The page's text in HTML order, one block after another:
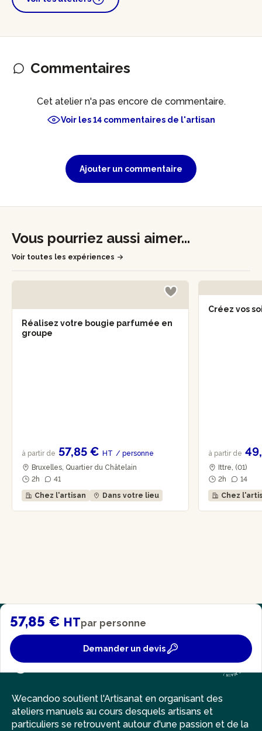
Commentaires
Cet atelier n'a pas encore de commentaire.
Voir les 14 commentaires de l'artisan
Ajouter un commentaire
Vous pourriez aussi aimer...
Voir toutes les expériences
Réalisez votre bougie parfumée en
groupe
à partir de 57,85 € HT / personne
Bruxelles, Quartier du Châtelain
2h
41
Chez l'artisan
Dans votre lieu
Créez vos
à partir de
Ittre, (01)
2h
14
Chez
57,85 € HTpar personne
Demander un devis
Wecandoo soutient l'Artisanat en organisant des
ateliers manuels au cours desquels artisans et
particuliers se retrouvent autour d'une passion et de la